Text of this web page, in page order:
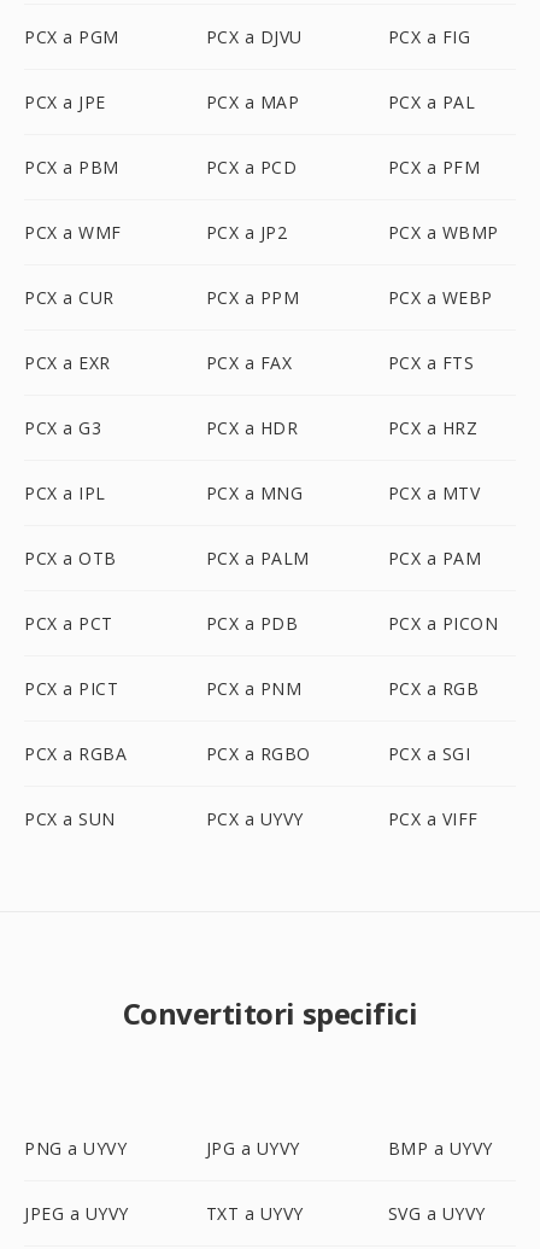
PCX a PGM PCX a DJVU PCX a FIG
PCX a JPE PCX a MAP PCX a PAL
PCX a PBM PCX a PCD PCX a PFM
PCX a WMF PCX a JP2 PCX a WBMP
PCX a CUR PCX a PPM PCX a WEBP
PCX a EXR PCX a FAX PCX a FTS
PCX a G3 PCX a HDR PCX a HRZ
PCX a IPL PCX a MNG PCX a MTV
PCX a OTB PCX a PALM PCX a PAM
PCX a PCT PCX a PDB PCX a PICON
PCX a PICT PCX a PNM PCX a RGB
PCX a RGBA PCX a RGBO PCX a SGI
PCX a SUN PCX a UYVY PCX a VIFF
Convertitori specifici
PNG a UYVY JPG a UYVY BMP a UYVY
JPEG a UYVY TXT a UYVY SVG a UYVY